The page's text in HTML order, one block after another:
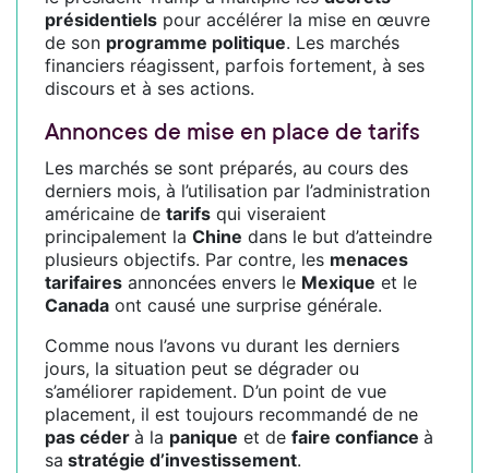
présidentiels pour accélérer la mise en œuvre
de son programme politique. Les marchés
financiers réagissent, parfois fortement, à ses
discours et à ses actions.
Annonces de mise en place de tarifs
Les marchés se sont préparés, au cours des
derniers mois, à l’utilisation par l’administration
américaine de tarifs qui viseraient
principalement la Chine dans le but d’atteindre
plusieurs objectifs. Par contre, les menaces
tarifaires annoncées envers le Mexique et le
Canada ont causé une surprise générale.
Comme nous l’avons vu durant les derniers
jours, la situation peut se dégrader ou
s’améliorer rapidement. D’un point de vue
placement, il est toujours recommandé de ne
pas céder à la panique et de faire confiance à
sa stratégie d’investissement.